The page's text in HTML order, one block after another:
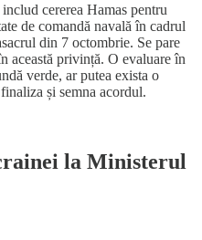
cererea Hamas pentru
de comandă navală în cadrul
din 7 octombrie. Se pare
această privință. O evaluare în
verde, ar putea exista o
și semna acordul.
la Ministerul